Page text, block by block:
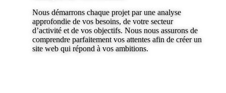
Nous démarrons chaque projet par une analyse
approfondie de vos besoins, de votre secteur
d’activité et de vos objectifs. Nous nous assurons de
comprendre parfaitement vos attentes afin de créer un
site web qui répond à vos ambitions.